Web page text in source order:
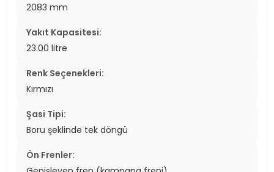
2083 mm
Yakıt Kapasitesi:
23.00 litre
Renk Seçenekleri:
Kırmızı
Şasi Tipi:
Boru şeklinde tek döngü
Ön Frenler: